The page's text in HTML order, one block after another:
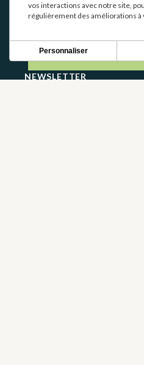
NEWSLETTER
vos interactions avec notre site,
régulièrement des améliorations à
Personnaliser